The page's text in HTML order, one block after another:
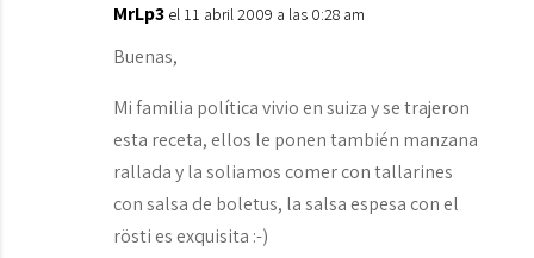
MrLp3 el 11 abril 2009 a las 0:28 am
Buenas,
Mi familia política vivio en suiza y se trajeron
esta receta, ellos le ponen también manzana
rallada y la soliamos comer con tallarines
con salsa de boletus, la salsa espesa con el
rösti es exquisita :-)